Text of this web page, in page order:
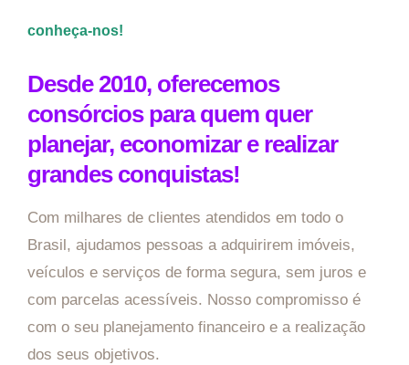
conheça-nos!
Desde 2010, oferecemos
consórcios para quem quer
planejar, economizar e realizar
grandes conquistas!
Com milhares de clientes atendidos em todo o
Brasil, ajudamos pessoas a adquirirem imóveis,
veículos e serviços de forma segura, sem juros e
com parcelas acessíveis. Nosso compromisso é
com o seu planejamento financeiro e a realização
dos seus objetivos.